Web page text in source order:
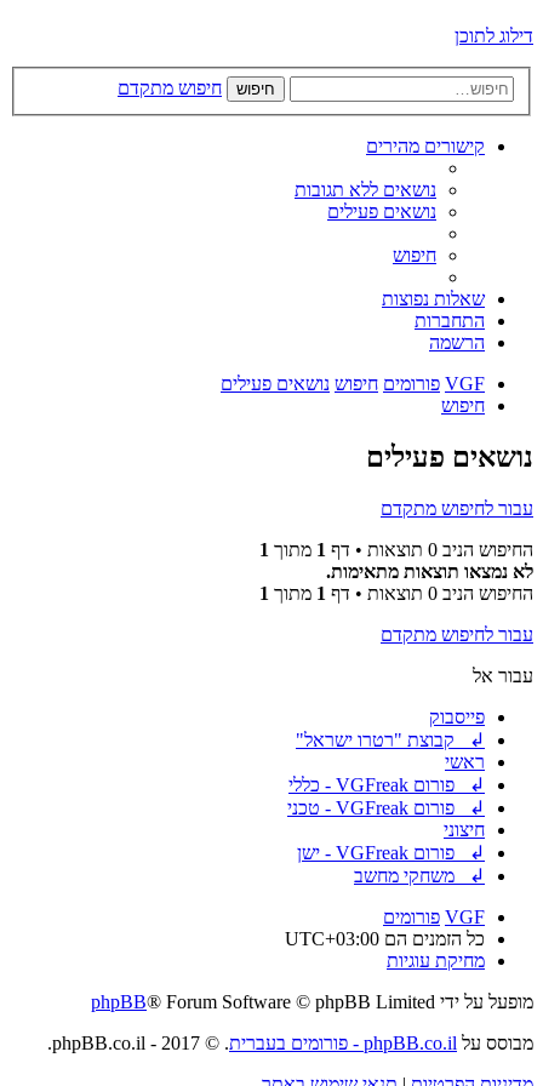
דילוג לתוכן
חיפוש חיפוש מתקדם
קישורים מהירים
נושאים ללא תגובות
נושאים פעילים
חיפוש
שאלות נפוצות
התחברות
הרשמה
VGF פורומים חיפוש נושאים פעילים
חיפוש
נושאים פעילים
עבור לחיפוש מתקדם
החיפוש הניב 0 תוצאות • דף
1 מתוך 1
לא נמצאו תוצאות מתאימות.
החיפוש הניב 0 תוצאות • דף
1 מתוך 1
עבור לחיפוש מתקדם
עבור אל
פייסבוק
↲ קבוצת "רטרו ישראל"
ראשי
↲ פורום VGFreak - כללי
↲ פורום VGFreak - טכני
חיצוני
↲ פורום VGFreak - ישן
↲ משחקי מחשב
VGF פורומים
כל הזמנים הם UTC+03:00
מחיקת עוגיות
מופעל על ידי
phpBB® Forum Software © phpBB Limited
מבוסס על phpBB.co.il - פורומים בעברית
. © 2017 - phpBB.co.il.